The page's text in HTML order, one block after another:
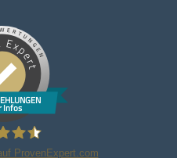
Infos
ProvenExpert.com